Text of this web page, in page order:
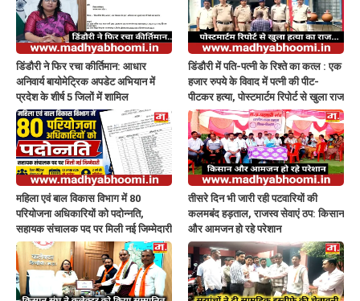
डिंडौरी ने फिर रचा कीर्तिमान: आधार
अनिवार्य बायोमेट्रिक अपडेट अभियान में
प्रदेश के शीर्ष 5 जिलों में शामिल
डिंडौरी में पति-पत्नी के रिश्ते का कत्ल : एक
हजार रुपये के विवाद में पत्नी की पीट-
पीटकर हत्या, पोस्टमार्टम रिपोर्ट से खुला राज
महिला एवं बाल विकास विभाग में 80
परियोजना अधिकारियों को पदोन्नति,
सहायक संचालक पद पर मिली नई जिम्मेदारी
तीसरे दिन भी जारी रही पटवारियों की
कलमबंद हड़ताल, राजस्व सेवाएं ठप: किसान
और आमजन हो रहे परेशान